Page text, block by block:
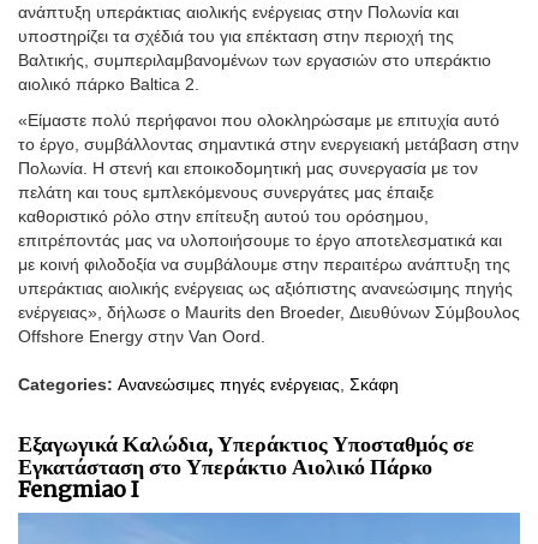
ανάπτυξη υπεράκτιας αιολικής ενέργειας στην Πολωνία και
υποστηρίζει τα σχέδιά του για επέκταση στην περιοχή της
Βαλτικής, συμπεριλαμβανομένων των εργασιών στο υπεράκτιο
αιολικό πάρκο Baltica 2.
«Είμαστε πολύ περήφανοι που ολοκληρώσαμε με επιτυχία αυτό
το έργο, συμβάλλοντας σημαντικά στην ενεργειακή μετάβαση στην
Πολωνία. Η στενή και εποικοδομητική μας συνεργασία με τον
πελάτη και τους εμπλεκόμενους συνεργάτες μας έπαιξε
καθοριστικό ρόλο στην επίτευξη αυτού του ορόσημου,
επιτρέποντάς μας να υλοποιήσουμε το έργο αποτελεσματικά και
με κοινή φιλοδοξία να συμβάλουμε στην περαιτέρω ανάπτυξη της
υπεράκτιας αιολικής ενέργειας ως αξιόπιστης ανανεώσιμης πηγής
ενέργειας», δήλωσε ο Maurits den Broeder, Διευθύνων Σύμβουλος
Offshore Energy στην Van Oord.
Categories: Ανανεώσιμες πηγές ενέργειας Σκάφη
Εξαγωγικά Καλώδια, Υπεράκτιος Υποσταθμός σε
Εγκατάσταση στο Υπεράκτιο Αιολικό Πάρκο
Fengmiao I